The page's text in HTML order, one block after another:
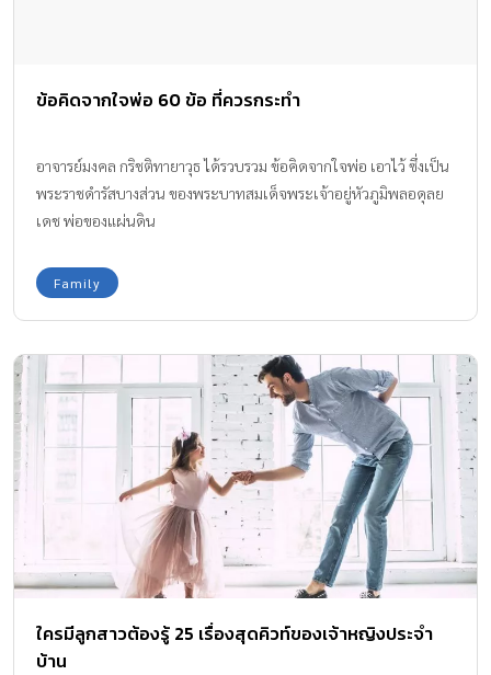
ข้อคิดจากใจพ่อ 60 ข้อ ที่ควรกระทำ
อาจารย์มงคล กริชติทายาวุธ ได้รวบรวม ข้อคิดจากใจพ่อ เอาไว้ ซึ่งเป็น
พระราชดำรัสบางส่วน ของพระบาทสมเด็จพระเจ้าอยู่หัวภูมิพลอดุลย
เดช พ่อของแผ่นดิน
Family
ใครมีลูกสาวต้องรู้ 25 เรื่องสุดคิวท์ของเจ้าหญิงประจำ
บ้าน